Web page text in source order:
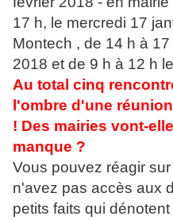
17 h, le mercredi 17
Montech , de 14 h à
2018 et de 9 h à 12 h
Au total cinq
l'ombre d'une
! Des mairies vont-
manque ?
Vous pouvez réagir
n'avez pas accès aux
petits faits qui